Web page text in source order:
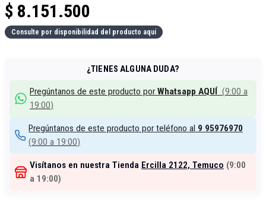
$ 8.151.500
Consulte por disponibilidad del producto aquí
¿TIENES ALGUNA DUDA?
Pregúntanos de este producto porWhatsapp AQUÍ (9:00 a
19:00)
Pregúntanos de este producto por teléfono al 9 95976970
(9:00 a 19:00)
Visítanos en nuestra Tienda Ercilla 2122, Temuco (9:00
a 19:00)